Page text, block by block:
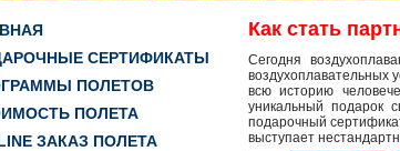
СЕРТИФИКАТЫ
ПОЛЕТОВ
ПОЛЕТА
ЗАКАЗ ПОЛЕТА
Как стать
Сегодня
воздухоплавательных
всю историю
уникальный подарок
подарочный
выступает